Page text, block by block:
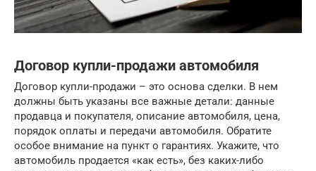
Договор купли-продажи автомобиля
Договор купли-продажи – это основа сделки. В нем
должны быть указаны все важные детали: данные
продавца и покупателя, описание автомобиля, цена,
порядок оплаты и передачи автомобиля. Обратите
особое внимание на пункт о гарантиях. Укажите, что
автомобиль продается «как есть», без каких-либо